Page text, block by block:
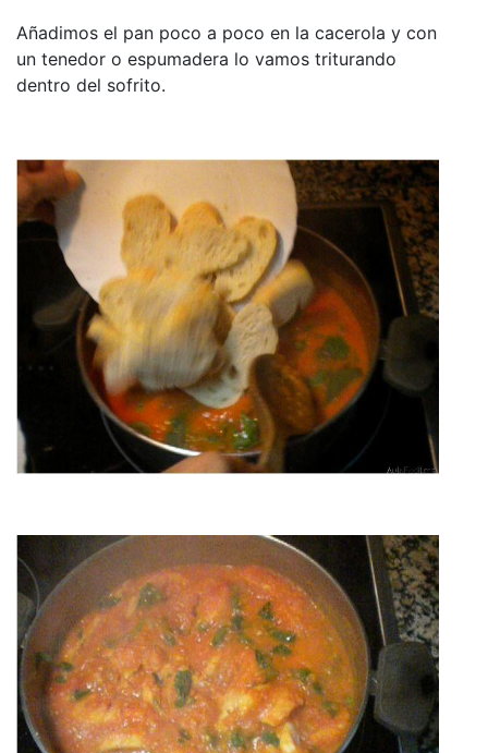
Añadimos el pan poco a poco en la cacerola y con
un tenedor o espumadera lo vamos triturando
dentro del sofrito.